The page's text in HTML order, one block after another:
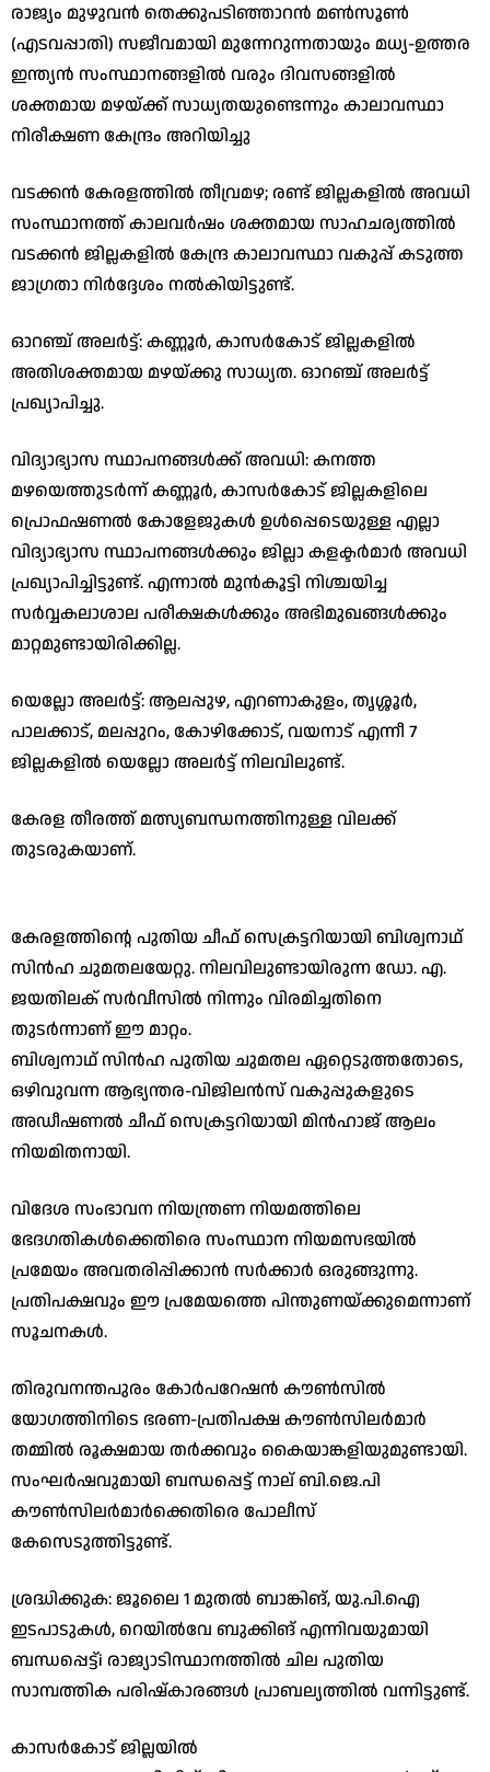
രാജ്യം മുഴുവൻ തെക്കുപടിഞ്ഞാറൻ മൺസൂൺ
(എടവപ്പാതി) സജീവമായി മുന്നേറുന്നതായും മധ്യ-ഉത്തര
ഇന്ത്യൻ സംസ്ഥാനങ്ങളിൽ വരും ദിവസങ്ങളിൽ
ശക്തമായ മഴയ്ക്ക് സാധ്യതയുണ്ടെന്നും കാലാവസ്ഥാ
നിരീക്ഷണ കേന്ദ്രം അറിയിച്ചു
വടക്കൻ കേരളത്തിൽ തീവ്രമഴ; രണ്ട് ജില്ലകളിൽ അവധി
​സംസ്ഥാനത്ത് കാലവർഷം ശക്തമായ സാഹചര്യത്തിൽ
വടക്കൻ ജില്ലകളിൽ കേന്ദ്ര കാലാവസ്ഥാ വകുപ്പ് കടുത്ത
ജാഗ്രതാ നിർദ്ദേശം നൽകിയിട്ടുണ്ട്.
​ഓറഞ്ച് അലർട്ട്: കണ്ണൂർ, കാസർകോട് ജില്ലകളിൽ
അതിശക്തമായ മഴയ്ക്കു സാധ്യത. ഓറഞ്ച് അലർട്ട്
പ്രഖ്യാപിച്ചു.
​വിദ്യാഭ്യാസ സ്ഥാപനങ്ങൾക്ക് അവധി: കനത്ത
മഴയെത്തുടർന്ന് കണ്ണൂർ, കാസർകോട് ജില്ലകളിലെ
പ്രൊഫഷണൽ കോളേജുകൾ ഉൾപ്പെടെയുള്ള എല്ലാ
വിദ്യാഭ്യാസ സ്ഥാപനങ്ങൾക്കും ജില്ലാ കളക്ടർമാർ അവധി
പ്രഖ്യാപിച്ചിട്ടുണ്ട്. എന്നാൽ മുൻകൂട്ടി നിശ്ചയിച്ച
സർവ്വകലാശാല പരീക്ഷകൾക്കും അഭിമുഖങ്ങൾക്കും
മാറ്റമുണ്ടായിരിക്കില്ല.
​യെല്ലോ അലർട്ട്: ആലപ്പുഴ, എറണാകുളം, തൃശ്ശൂർ,
പാലക്കാട്, മലപ്പുറം, കോഴിക്കോട്, വയനാട് എന്നീ 7
ജില്ലകളിൽ യെല്ലോ അലർട്ട് നിലവിലുണ്ട്.
കേരള തീരത്ത് മത്സ്യബന്ധനത്തിനുള്ള വിലക്ക്
തുടരുകയാണ്.
​കേരളത്തിന്റെ പുതിയ ചീഫ് സെക്രട്ടറിയായി ബിശ്വനാഥ്
സിൻഹ ചുമതലയേറ്റു. നിലവിലുണ്ടായിരുന്ന ഡോ. എ.
ജയതിലക് സർവീസിൽ നിന്നും വിരമിച്ചതിനെ
തുടർന്നാണ് ഈ മാറ്റം.
​ബിശ്വനാഥ് സിൻഹ പുതിയ ചുമതല ഏറ്റെടുത്തതോടെ,
ഒഴിവുവന്ന ആഭ്യന്തര-വിജിലൻസ് വകുപ്പുകളുടെ
അഡീഷണൽ ചീഫ് സെക്രട്ടറിയായി മിൻഹാജ് ആലം
നിയമിതനായി.
​വിദേശ സംഭാവന നിയന്ത്രണ നിയമത്തിലെ
ഭേദഗതികൾക്കെതിരെ സംസ്ഥാന നിയമസഭയിൽ
പ്രമേയം അവതരിപ്പിക്കാൻ സർക്കാർ ഒരുങ്ങുന്നു.
പ്രതിപക്ഷവും ഈ പ്രമേയത്തെ പിന്തുണയ്ക്കുമെന്നാണ്
സൂചനകൾ.
​തിരുവനന്തപുരം കോർപറേഷൻ കൗൺസിൽ
യോഗത്തിനിടെ ഭരണ-പ്രതിപക്ഷ കൗൺസിലർമാർ
തമ്മിൽ രൂക്ഷമായ തർക്കവും കൈയാങ്കളിയുമുണ്ടായി.
സംഘർഷവുമായി ബന്ധപ്പെട്ട് നാല് ബി.ജെ.പി
കൗൺസിലർമാർക്കെതിരെ പോലീസ്
കേസെടുത്തിട്ടുണ്ട്.
​ശ്രദ്ധിക്കുക: ജൂലൈ 1 മുതൽ ബാങ്കിങ്, യു.പി.ഐ
ഇടപാടുകൾ, റെയിൽവേ ബുക്കിങ് എന്നിവയുമായി
ബന്ധപ്പെട്ട്i രാജ്യാടിസ്ഥാനത്തിൽ ചില പുതിയ
സാമ്പത്തിക പരിഷ്കാരങ്ങൾ പ്രാബല്യത്തിൽ വന്നിട്ടുണ്ട്.
കാസർകോട് ജില്ലയിൽ